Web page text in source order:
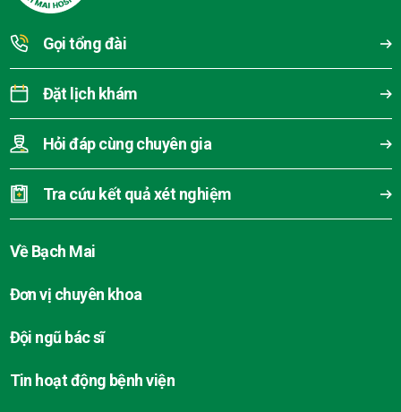
Gọi tổng đài
Đặt lịch khám
Hỏi đáp cùng chuyên gia
Tra cứu kết quả xét nghiệm
Về Bạch Mai
Đơn vị chuyên khoa
Đội ngũ bác sĩ
Tin hoạt động bệnh viện